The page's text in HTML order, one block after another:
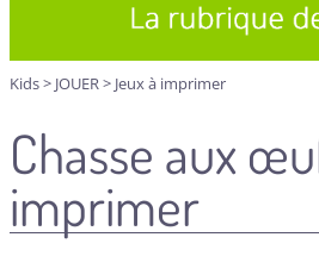
Kids> JOUER> Jeux à imprimer
Chasse aux
imprimer